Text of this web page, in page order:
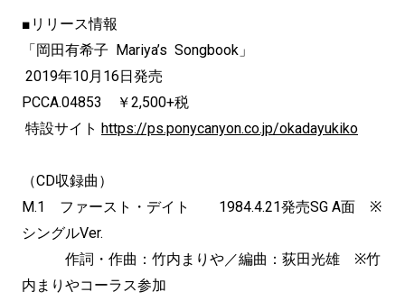
■リリース情報
「岡田有希子 Mariya’s Songbook」
2019年10月16日発売
PCCA.04853 ￥2,500+税
特設サイト https://ps.ponycanyon.co.jp/okadayukiko
（CD収録曲）
M.1 ファースト・デイト 1984.4.21発売SG A面 ※
シングルVer.
作詞・作曲：竹内まりや／編曲：荻田光雄 ※竹
内まりやコーラス参加